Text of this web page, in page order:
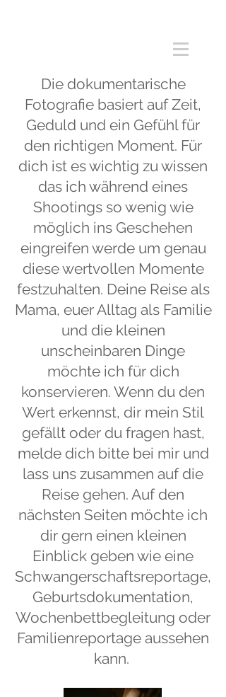
Die dokumentarische
Fotografie basiert auf Zeit,
Geduld und ein Gefühl für
den richtigen Moment. Für
dich ist es wichtig zu wissen
das ich während eines
Shootings so wenig wie
möglich ins Geschehen
eingreifen werde um genau
diese wertvollen Momente
festzuhalten. Deine Reise als
Mama, euer Alltag als Familie
und die kleinen
unscheinbaren Dinge
möchte ich für dich
konservieren. Wenn du den
Wert erkennst, dir mein Stil
gefällt oder du fragen hast,
melde dich bitte bei mir und
lass uns zusammen auf die
Reise gehen. Auf den
nächsten Seiten möchte ich
dir gern einen kleinen
Einblick geben wie eine
Schwangerschaftsreportage,
Geburtsdokumentation,
Wochenbettbegleitung oder
Familienreportage aussehen
kann.